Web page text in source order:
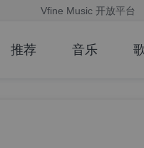
Vfine Music 开放平台
推荐 音乐